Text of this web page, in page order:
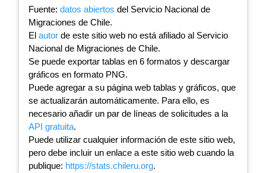
Fuente: datos abiertos del Servicio Nacional de
Migraciones de Chile.
El autor de este sitio web no está afiliado al Servicio
Nacional de Migraciones de Chile.
Se puede exportar tablas en 6 formatos y descargar
gráficos en formato PNG.
Puede agregar a su página web tablas y gráficos, que
se actualizarán automáticamente. Para ello, es
necesario añadir un par de líneas de solicitudes a la
API gratuita.
Puede utilizar cualquier información de este sitio web,
pero debe incluir un enlace a este sitio web cuando la
publique: https://stats.chileru.org.